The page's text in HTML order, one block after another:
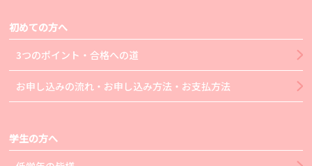
初めての方へ
3つのポイント・合格への道
お申し込みの流れ・お申し込み方法・お支払方法
学生の方へ